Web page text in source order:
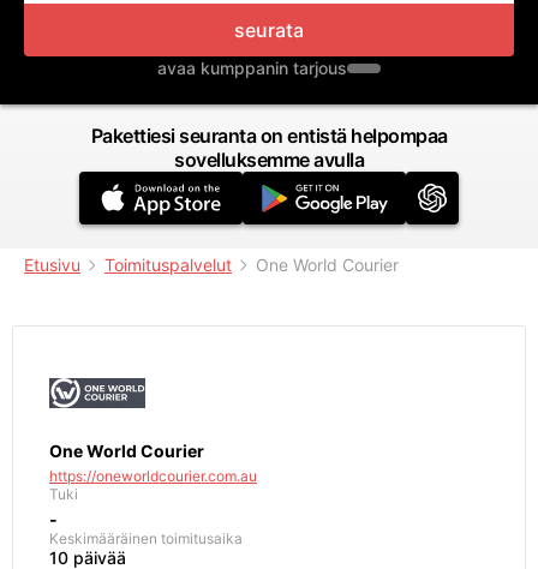
seurata
avaa kumppanin tarjous
Pakettiesi seuranta on entistä helpompaa
sovelluksemme avulla
Etusivu Toimituspalvelut One World Courier
One World Courier
https://oneworldcourier.com.au
Tuki
-
Keskimääräinen toimitusaika
10 päivää